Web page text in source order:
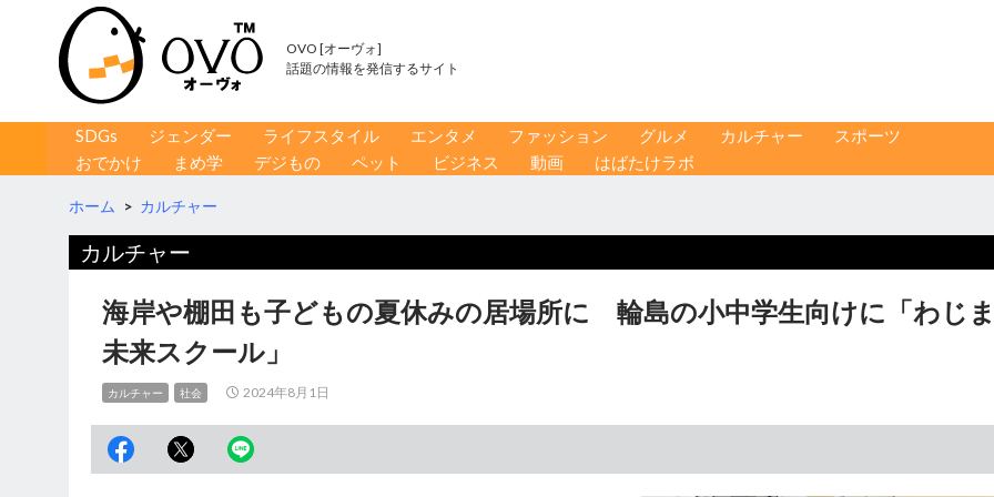
OVO [オーヴォ]
話題の情報を発信するサイト
コンテンツへ移動
SDGs ジェンダー ライフスタイル エンタメ ファッション グルメ カルチャー
スポーツ
おでかけ
まめ学 デジもの ペット ビジネス 動画 はばたけラボ
ホーム > カルチャー
カルチャー
海岸や棚田も子どもの夏休みの居場所に 輪島の小中学生向けに「わじ
未来スクール」
カルチャー 社会 2024年8月1日